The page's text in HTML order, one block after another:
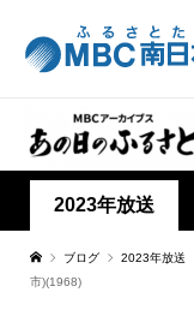
2023年放送
ブログ 2023年放送
市)(1968)